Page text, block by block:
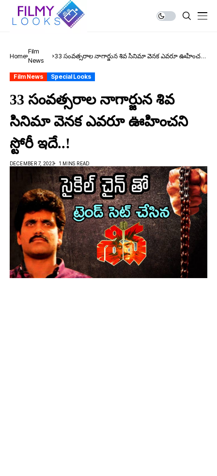
Home
Film
News
33 సంవత్సరాల నాగార్జున శివ సినిమా వెనక ఎవరూ ఊహించని
Film News Special Looks
33 సంవత్సరాల నాగార్జున శివ
సినిమా వెనక ఎవరూ ఊహించని
స్టోరీ ఇదే..!
DECEMBER 7, 2023 1 MINS READ